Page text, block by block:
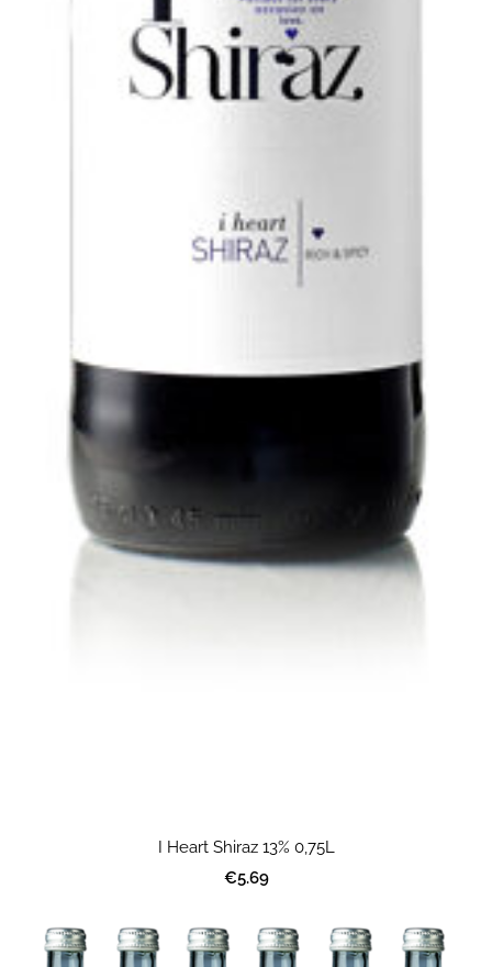
I Heart Shiraz 13% 0,75L
€5.69